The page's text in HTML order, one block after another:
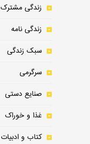
زندگی مشترک
زندگی نامه
سبک زندگی
سرگرمی
صنایع دستی
غذا و خوراک
کتاب و ادبیات